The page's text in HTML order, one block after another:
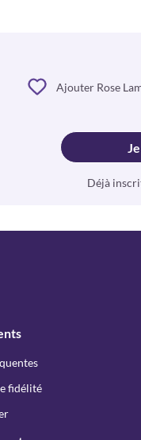
Ajouter Rose
Déjà
fidélité